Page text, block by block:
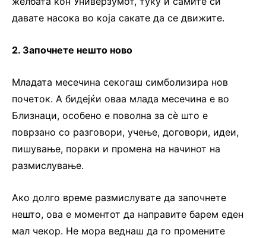
давате насока во која сакате да се движите.
2. Започнете нешто ново
Младата месечина секогаш симболизира нов
почеток. А бидејќи оваа млада месечина е во
Близнаци, особено е поволна за сè што е
поврзано со разговори, учење, договори, идеи,
пишување, пораки и промена на начинот на
размислување.
Ако долго време размислувате да започнете
нешто, ова е моментот да направите барем еден
мал чекор. Не мора веднаш да го промените